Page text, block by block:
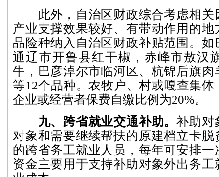
此外，自治区财政综合考虑相关
产业支撑效果较好、有带动作用的
品险种纳入自治区财政补贴范围。
通辽市开鲁县红干椒，赤峰市敖汉
牛，巴彦淖尔市临河区、杭锦后旗肉
等12个品种。农牧户、村或嘎查集
企业或经营者保费自缴比例为20%。
九、跨省就业交通补助。补助对
对象和需要继续帮扶的原建档立卡脱
的跨省务工就业人员，每年可安排
资金主要用于支持补助对象外出务